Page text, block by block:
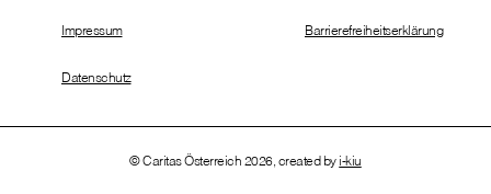
© Caritas Österreich 2026, created by i-kiu
Impressum
Datenschutz
Barrierefreiheitserklärung